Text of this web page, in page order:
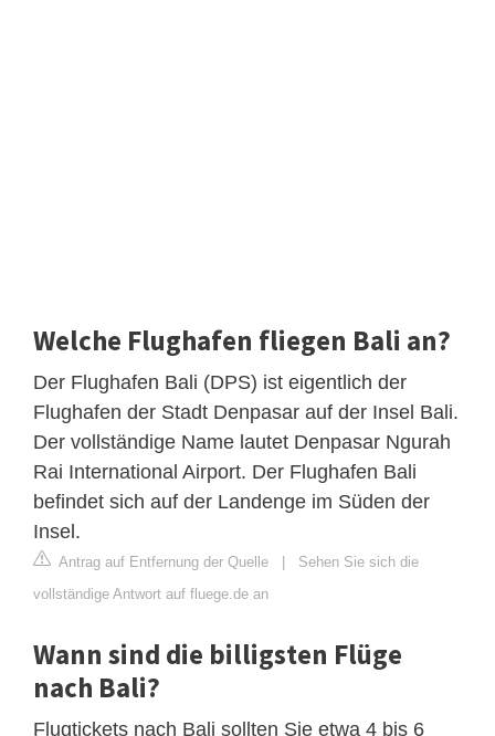
Welche Flughafen fliegen Bali an?
Der Flughafen Bali (DPS) ist eigentlich der
Flughafen der Stadt Denpasar auf der Insel Bali.
Der vollständige Name lautet Denpasar Ngurah
Rai International Airport. Der Flughafen Bali
befindet sich auf der Landenge im Süden der
Insel.
Antrag auf Entfernung der Quelle
Sehen Sie sich die
vollständige Antwort auf fluege.de an
Wann sind die billigsten Flüge
nach Bali?
Flugtickets nach Bali sollten Sie etwa 4 bis 6